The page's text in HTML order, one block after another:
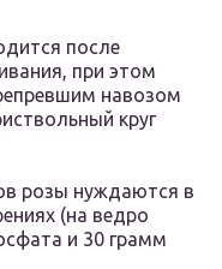
после
при этом
навозом
круг
розы нуждаются в
(на ведро
и 30 грамм